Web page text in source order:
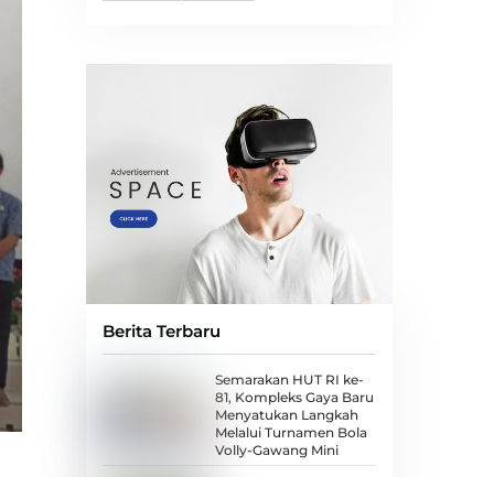
Berita Terbaru
Semarakan HUT RI ke-
81, Kompleks Gaya Baru
Menyatukan Langkah
Melalui Turnamen Bola
Volly-Gawang Mini